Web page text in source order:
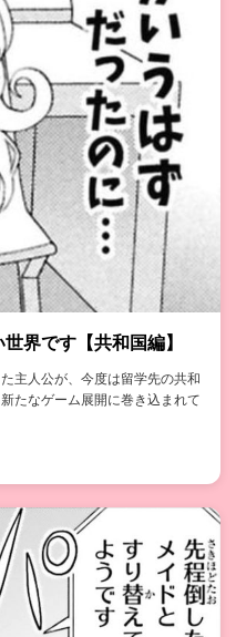
界です【共和国編】
主人公が、今度は留学先の共和
たなゲーム展開に巻き込まれて